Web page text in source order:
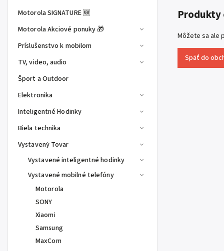
Motorola SIGNATURE 🆕
Motorola Akciové ponuky 🎁
Príslušenstvo k mobilom
TV, video, audio
Šport a Outdoor
Elektronika
Inteligentné Hodinky
Biela technika
Vystavený Tovar
Vystavené inteligentné hodinky
Vystavené mobilné telefóny
Motorola
SONY
Xiaomi
Samsung
MaxCom
Môžete sa ale
Späť do